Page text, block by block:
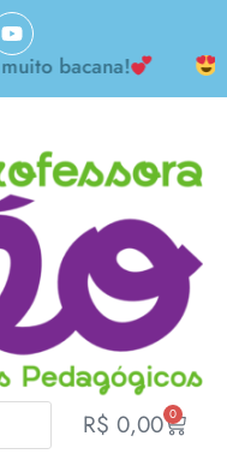
bacana!
R$ 0,00 0